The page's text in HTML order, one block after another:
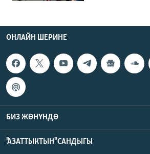
ОНЛАЙН ШЕРИНЕ
БИЗ ЖӨНҮНДӨ
"АЗАТТЫКТЫН" САНДЫГЫ